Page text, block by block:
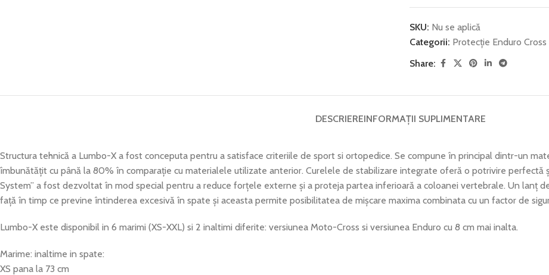
SKU: Nu se aplică
Categorii: Protecție Enduro
Share:
DESCRIEREINFORMAȚII SUPLIMENTARE
Structura tehnică a Lumbo-X a fost conceputa pentru a satisface criteriile de sport si ortopedice. Se compune în principal dintr-un
îmbunătățit cu până la 80% în comparație cu materialele utilizate anterior. Curelele de stabilizare integrate oferă o potrivire perfectă
System” a fost dezvoltat în mod special pentru a reduce forțele externe și a proteja partea inferioară a coloanei vertebrale. Un lanț
față în timp ce previne întinderea excesivă în spate și aceasta permite posibilitatea de mișcare maxima combinata cu un factor de
Lumbo-X este disponibil in 6 marimi (XS-XXL) si 2 inaltimi diferite: versiunea Moto-Cross si versiunea Enduro cu 8 cm mai inalta.
Marime: inaltime in spate:
XS pana la 73 cm